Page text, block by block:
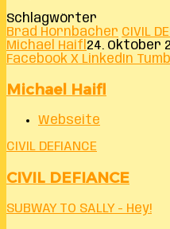
Schlagwörter
Brad Hornbacher CIVIL
Michael Haifl 24. Oktober
Facebook X LinkedIn
Michael Haifl
Webseite
CIVIL DEFIANCE
CIVIL DEFIANCE
SUBWAY TO SALLY - Hey!